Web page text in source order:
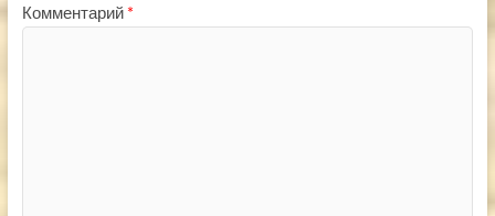
Комментарий *